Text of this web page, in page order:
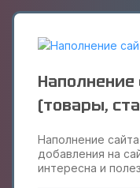
Наполнение
(товары,
Наполнение
добавления на
интересна и